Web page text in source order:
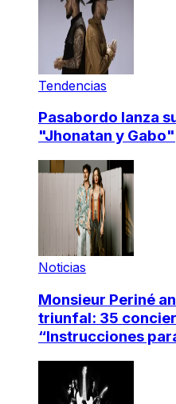
Tendencias
Pasabordo lanza
"Jhonatan y Gabo"
Noticias
Monsieur Periné
triunfal: 35
“Instrucciones